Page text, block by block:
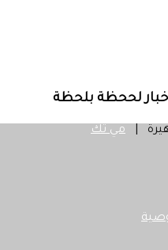
لححظة بلحظة
مي تك